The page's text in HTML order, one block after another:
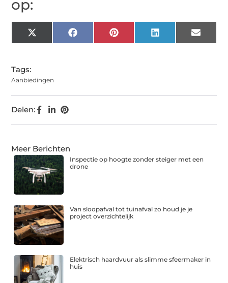
op:
X
(Twitter)
Facebook Pinterest LinkedIn Email
Tags:
Aanbiedingen
Delen:
Meer Berichten
Inspectie op hoogte zonder steiger met een
drone
Van sloopafval tot tuinafval zo houd je je
project overzichtelijk
Elektrisch haardvuur als slimme sfeermaker in
huis